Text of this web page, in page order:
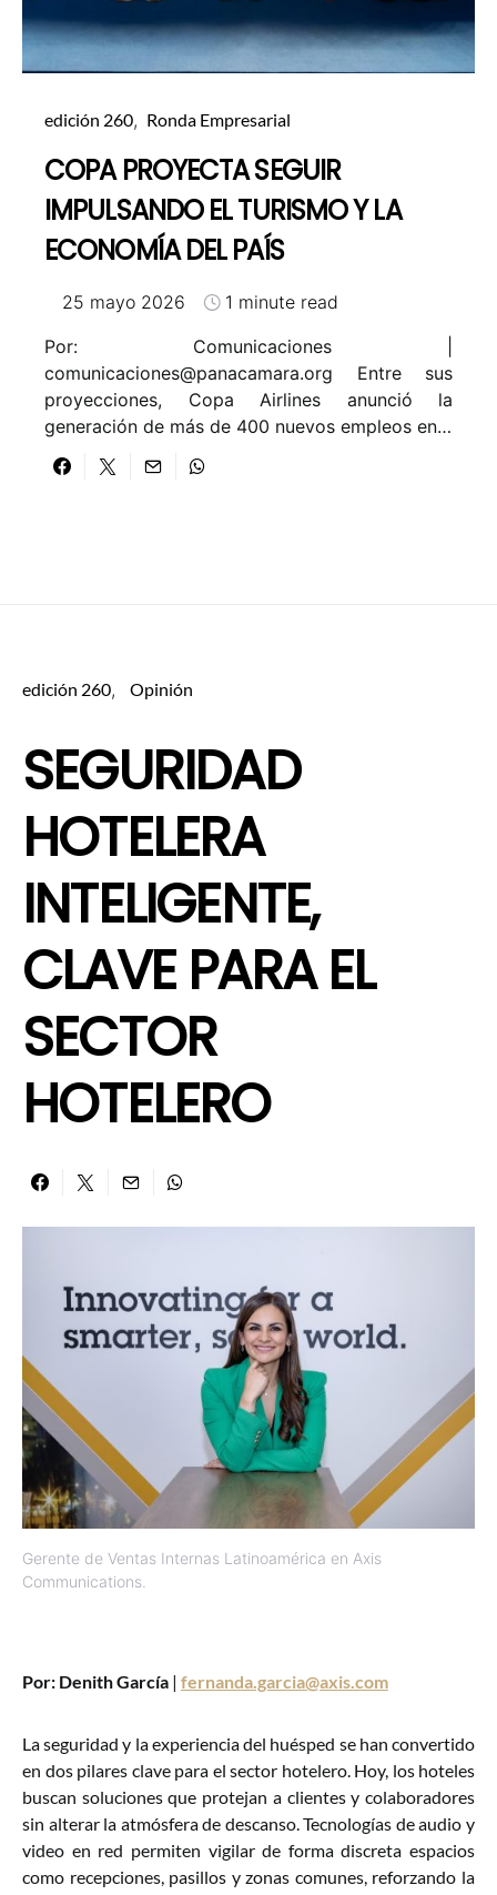
edición 260 Ronda Empresarial
COPA PROYECTA SEGUIR
IMPULSANDO EL TURISMO Y LA
ECONOMÍA DEL PAÍS
25 mayo 2026
1 minute read
Por: Comunicaciones |
comunicaciones@panacamara.org Entre sus
proyecciones, Copa Airlines anunció la
generación de más de 400 nuevos empleos en…
Gerente de Ventas Internas Latinoamérica en Axis
Communications.
edición 260 Opinión
SEGURIDAD
HOTELERA
INTELIGENTE,
CLAVE PARA EL
SECTOR
HOTELERO
Por: Denith García | fernanda.garcia@axis.com
La seguridad y la experiencia del huésped se han convertido
en dos pilares clave para el sector hotelero. Hoy, los hoteles
buscan soluciones que protejan a clientes y colaboradores
sin alterar la atmósfera de descanso. Tecnologías de audio y
video en red permiten vigilar de forma discreta espacios
como recepciones, pasillos y zonas comunes, reforzando la